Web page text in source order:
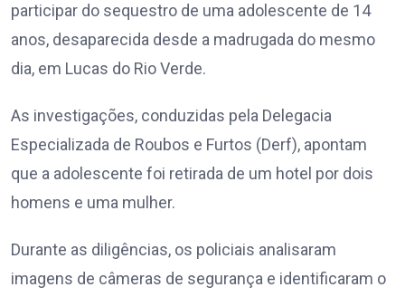
participar do sequestro de uma adolescente de 14
anos, desaparecida desde a madrugada do mesmo
dia, em Lucas do Rio Verde.
As investigações, conduzidas pela Delegacia
Especializada de Roubos e Furtos (Derf), apontam
que a adolescente foi retirada de um hotel por dois
homens e uma mulher.
Durante as diligências, os policiais analisaram
imagens de câmeras de segurança e identificaram o